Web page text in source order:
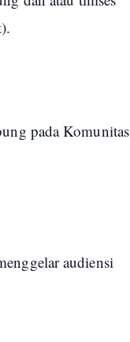
pada Komunitas
audiensi